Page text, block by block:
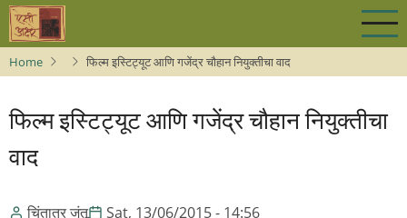
Skip
main
content
Home फिल्म इस्टिट्यूट आणि गजेंद्र चौहान नियुक्तीचा वाद
फिल्म इस्टिट्यूट आणि गजेंद्र चौहान नियुक्तीचा
वाद
चिंतातुर जंतू Sat, 13/06/2015 - 14:56